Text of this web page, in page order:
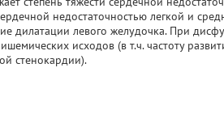
недостаточностью легкой и
дилатации левого желудочка. При
исходов (в т.ч. частоту
стенокардии).